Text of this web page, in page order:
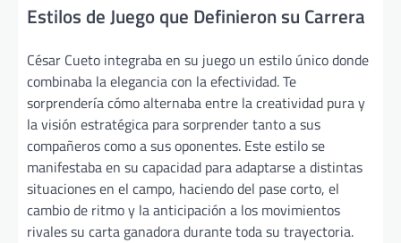
Estilos de Juego que Definieron su Carrera
César Cueto integraba en su juego un estilo único donde
combinaba la elegancia con la efectividad. Te
sorprendería cómo alternaba entre la creatividad pura y
la visión estratégica para sorprender tanto a sus
compañeros como a sus oponentes. Este estilo se
manifestaba en su capacidad para adaptarse a distintas
situaciones en el campo, haciendo del pase corto, el
cambio de ritmo y la anticipación a los movimientos
rivales su carta ganadora durante toda su trayectoria.